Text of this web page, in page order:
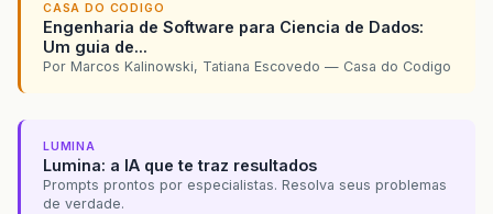
CASA DO CODIGO
Engenharia de Software para Ciencia de Dados:
Um guia de...
Por Marcos Kalinowski, Tatiana Escovedo — Casa do Codigo
LUMINA
Lumina: a IA que te traz resultados
Prompts prontos por especialistas. Resolva seus problemas
de verdade.